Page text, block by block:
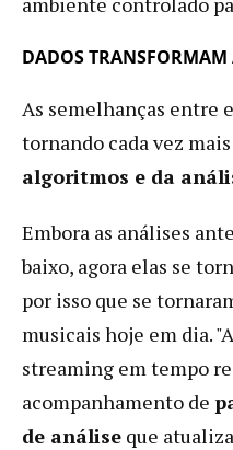
DADOS TRANSFORMAM
As semelhanças entre
tornando cada vez
algoritmos e da
Embora as análises
baixo, agora elas se
por isso que se
musicais hoje em dia.
streaming em tempo
acompanhamento de
de análise que